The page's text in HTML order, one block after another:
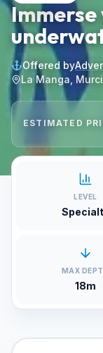
Offered by
La Manga,
ESTIMATED
LEVEL
MAX
18m